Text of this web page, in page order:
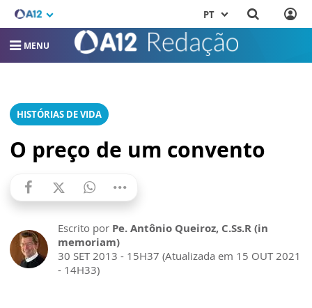
PT
MENU
HISTÓRIAS DE VIDA
O preço de um convento
Escrito por Pe. Antônio Queiroz, C.Ss.R (in
memoriam)
30 SET 2013 - 15H37 (Atualizada em 15 OUT 2021
- 14H33)